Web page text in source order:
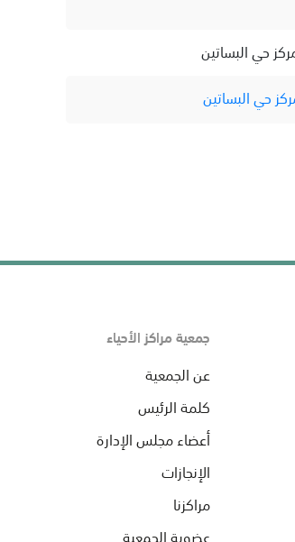
حي البساتين
حي البساتين
جمعية مراكز الأحياء
عن الجمعية
كلمة الرئيس
أعضاء مجلس الإدارة
الإنجازات
مراكزنا
عضوية الجمعية